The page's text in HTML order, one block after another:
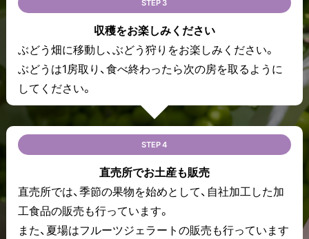
収穫をお楽しみください
ぶどう畑に移動し、ぶどう狩りをお楽しみください。
ぶどうは1房取り、食べ終わったら次の房を取るように
してください。
STEP 4
直売所でお土産も販売
直売所では、季節の果物を始めとして、自社加工した加
工食品の販売も行っています。
また、夏場はフルーツジェラートの販売も行っています